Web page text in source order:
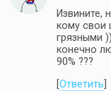
Извините,
кому свои
грязными
конечно
90% ???
Ответить